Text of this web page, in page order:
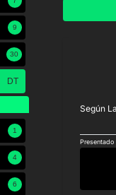
9
30
DT
1
4
6
Según
Presentado